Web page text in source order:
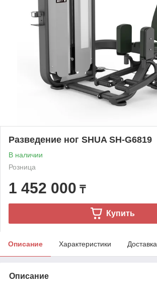
Разведение ног SHUA SH-G6819
В наличии
Розница
1 452 000 ₸
Купить
Описание Характеристики Доставка
Описание